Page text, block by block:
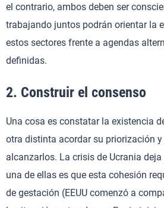
el contrario, ambos deben ser
trabajando juntos podrán orientar la
estos sectores frente a agendas
definidas.
2. Construir el consenso
Una cosa es constatar la existencia
otra distinta acordar su priorización
alcanzarlos. La crisis de Ucrania
una de ellas es que esta cohesión
de gestación (EEUU comenzó a